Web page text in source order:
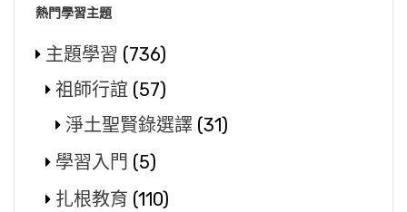
熱門學習主題
主題學習 (736)
祖師行誼 (57)
淨土聖賢錄選譯 (31)
學習入門 (5)
扎根教育 (110)